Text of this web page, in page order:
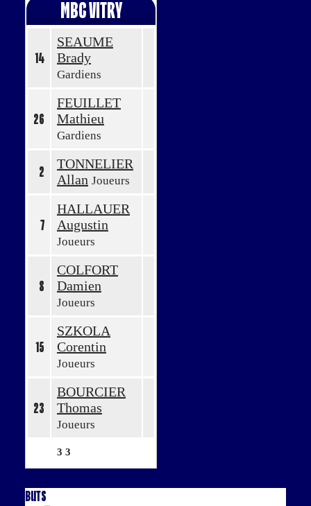
MBC VITRY
14
SEAUME
Brady
Gardiens
26
FEUILLET
Mathieu
Gardiens
2
TONNELIER
Allan Joueurs
7
HALLAUER
Augustin
Joueurs
8
COLFORT
Damien
Joueurs
15
SZKOLA
Corentin
Joueurs
23
BOURCIER
Thomas
Joueurs
3 3
Buts